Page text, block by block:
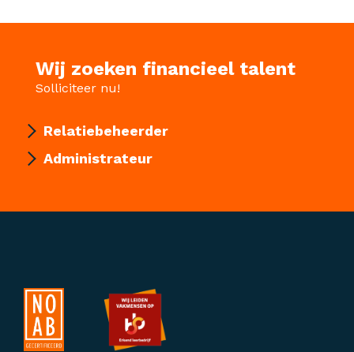
Wij zoeken financieel talent
Solliciteer nu!
Relatiebeheerder
Administrateur